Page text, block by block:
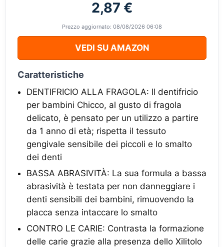
2,87 €
Prezzo aggiornato: 08/08/2026 06:08
VEDI SU AMAZON
Caratteristiche
DENTIFRICIO ALLA FRAGOLA: Il dentifricio
per bambini Chicco, al gusto di fragola
delicato, è pensato per un utilizzo a partire
da 1 anno di età; rispetta il tessuto
gengivale sensibile dei piccoli e lo smalto
dei denti
BASSA ABRASIVITÀ: La sua formula a bassa
abrasività è testata per non danneggiare i
denti sensibili dei bambini, rimuovendo la
placca senza intaccare lo smalto
CONTRO LE CARIE: Contrasta la formazione
delle carie grazie alla presenza dello Xilitolo